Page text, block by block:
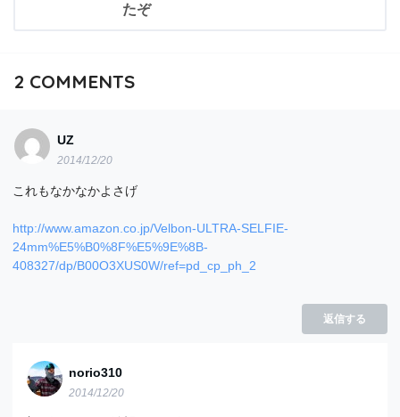
たぞ
2 COMMENTS
UZ
2014/12/20
これもなかなかよさげ
http://www.amazon.co.jp/Velbon-ULTRA-SELFIE-
24mm%E5%B0%8F%E5%9E%8B-
408327/dp/B00O3XUS0W/ref=pd_cp_ph_2
返信する
norio310
2014/12/20